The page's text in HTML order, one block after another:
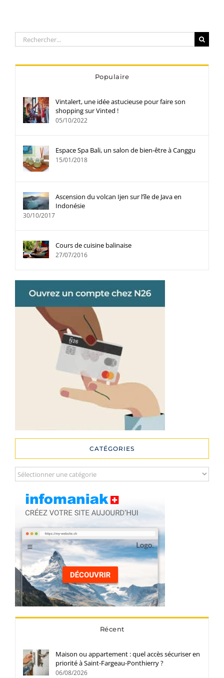
Rechercher:
Populaire
Vintalert, une idée astucieuse pour faire son
shopping sur Vinted !
05/10/2022
Espace Spa Bali, un salon de bien-être à Canggu
15/01/2018
Ascension du volcan Ijen sur l’île de Java en
Indonésie
30/10/2017
Cours de cuisine balinaise
27/07/2016
CATÉGORIES
Catégories
Récent
Maison ou appartement : quel accès sécuriser en
priorité à Saint-Fargeau-Ponthierry ?
06/08/2026